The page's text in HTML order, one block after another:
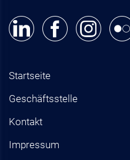
Startseite
Geschäftsstelle
Kontakt
Impressum